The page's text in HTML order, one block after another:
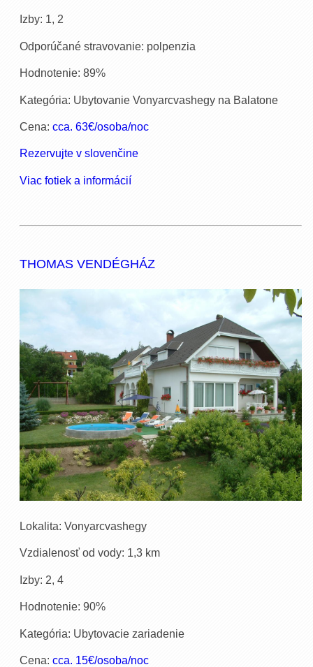
Izby: 1, 2
Odporúčané stravovanie: polpenzia
Hodnotenie: 89%
Kategória: Ubytovanie Vonyarcvashegy na Balatone
Cena:cca. 63€/osoba/noc
Rezervujte v slovenčine
Viac fotiek a informácií
THOMAS VENDÉGHÁZ
Lokalita: Vonyarcvashegy
Vzdialenosť od vody: 1,3 km
Izby: 2, 4
Hodnotenie: 90%
Kategória: Ubytovacie zariadenie
Cena:cca. 15€/osoba/noc